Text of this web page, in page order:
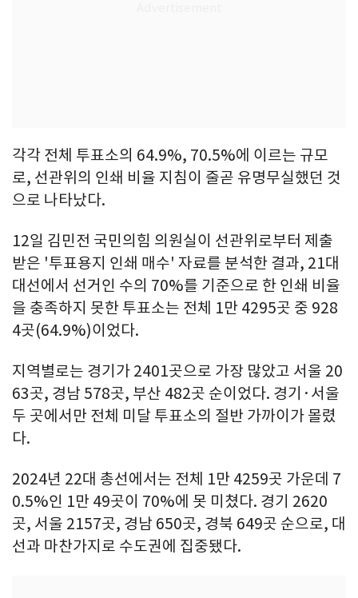
각각 전체 투표소의 64.9%, 70.5%에 이르는 규모
로, 선관위의 인쇄 비율 지침이 줄곧 유명무실했던 것
으로 나타났다.
12일 김민전 국민의힘 의원실이 선관위로부터 제출
받은 '투표용지 인쇄 매수' 자료를 분석한 결과, 21대
대선에서 선거인 수의 70%를 기준으로 한 인쇄 비율
을 충족하지 못한 투표소는 전체 1만 4295곳 중 928
4곳(64.9%)이었다.
지역별로는 경기가 2401곳으로 가장 많았고 서울 20
63곳, 경남 578곳, 부산 482곳 순이었다. 경기·서울
두 곳에서만 전체 미달 투표소의 절반 가까이가 몰렸
다.
2024년 22대 총선에서는 전체 1만 4259곳 가운데 7
0.5%인 1만 49곳이 70%에 못 미쳤다. 경기 2620
곳, 서울 2157곳, 경남 650곳, 경북 649곳 순으로, 대
선과 마찬가지로 수도권에 집중됐다.